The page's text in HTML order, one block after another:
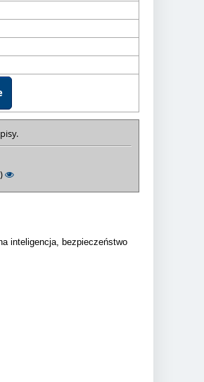
inteligencja, bezpieczeństwo